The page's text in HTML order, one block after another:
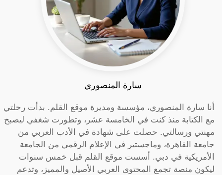
سارة المنصوري
أنا سارة المنصوري، مؤسسة ومديرة موقع القلم. بدأت رحلتي
مع الكتابة منذ كنت في الخامسة عشر، وتطورت شغفي ليصبح
مهنتي ورسالتي. حصلت على شهادة في الأدب العربي من
جامعة القاهرة، وماجستير في الإعلام الرقمي من الجامعة
الأمريكية في دبي. أسست موقع القلم قبل خمس سنوات
ليكون منصة تجمع المحتوى العربي الأصيل والمميز، وتدعم